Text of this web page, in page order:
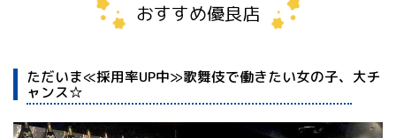
おすすめ優良店
ただいま≪採用率UP中≫歌舞伎で働きたい女の子、大チ
ャンス☆